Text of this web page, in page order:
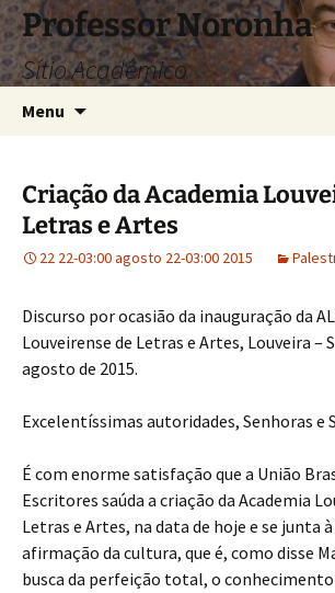
Pular
para
o
conteúdo
Professor Noronha
Sítio Acadêmico
Menu
Criação da Academia
Letras e Artes
22 22-03:00 agosto 22-03:00 2015
Discurso por ocasião da inauguração da
Louveirense de Letras e Artes, Louveira –
agosto de 2015.
Excelentíssimas autoridades, Senhoras e
É com enorme satisfação que a União
Escritores saúda a criação da Academia
Letras e Artes, na data de hoje e se junta
afirmação da cultura, que é, como disse
busca da perfeição total, o